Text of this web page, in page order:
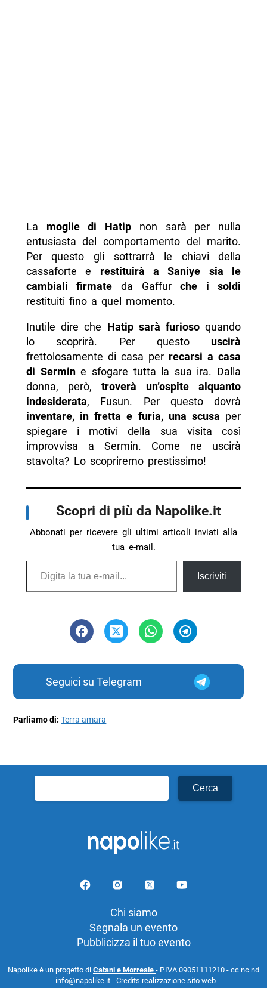
La moglie di Hatip non sarà per nulla
entusiasta del comportamento del marito.
Per questo gli sottrarrà le chiavi della
cassaforte e restituirà a Saniye sia le
cambiali firmate da Gaffurche i soldi
restituiti fino a quel momento.
Inutile dire che Hatip sarà furiosoquando
lo scoprirà. Per questouscirà
frettolosamente di casa per recarsi a casa
di Sermine sfogare tutta la sua ira. Dalla
donna, però, troverà un’ospite alquanto
indesiderata, Fusun. Per questo dovrà
inventare, in fretta e furia, una scusa per
spiegare i motivi della sua visita così
improvvisa a Sermin. Come ne uscirà
stavolta? Lo scopriremo prestissimo!
Scopri di più da Napolike.it
Abbonati per ricevere gli ultimi articoli inviati alla
tua e-mail.
Digita la tua e-mail...
Iscriviti
Seguici su Telegram
Parliamo di:Terra amara
per:
Chi siamo
Segnala un evento
Pubblicizza il tuo evento
Napolike è un progetto di Catani e Morreale - P.IVA 09051111210 - cc nc nd
- info@napolike.it - Credits realizzazione sito web